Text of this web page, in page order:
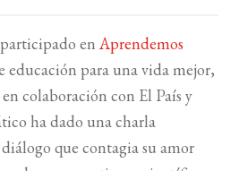
CONTACTO
MI CUENTA
BUSCAR
en Aprendemos
educación para una vida mejor,
colaboración con El País y
ha dado una charla
que contagia su amor